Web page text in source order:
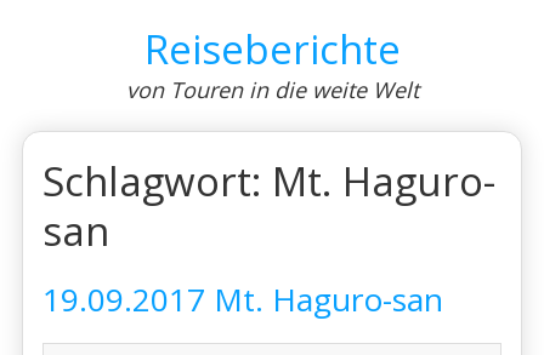
Reiseberichte
von Touren in die weite Welt
Schlagwort: Mt. Haguro-
san
19.09.2017 Mt. Haguro-san